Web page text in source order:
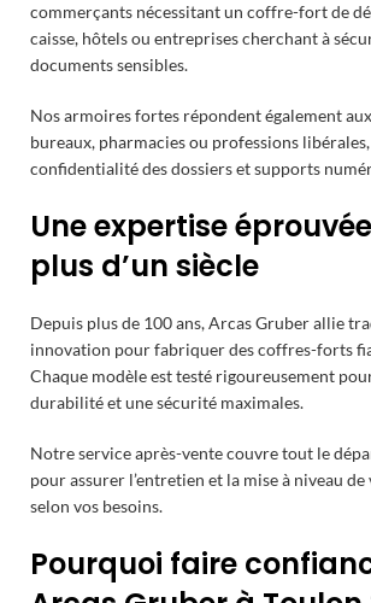
commerçants nécessitant un coffre-fort de
caisse, hôtels ou entreprises cherchant à
documents sensibles.
Nos armoires fortes répondent également
bureaux, pharmacies ou professions
confidentialité des dossiers et supports
Une expertise
plus d’un siècle
Depuis plus de 100 ans, Arcas Gruber allie
innovation pour fabriquer des coffres-forts
Chaque modèle est testé rigoureusement
durabilité et une sécurité maximales.
Notre service après-vente couvre tout le
pour assurer l’entretien et la mise à niveau
selon vos besoins.
Pourquoi faire